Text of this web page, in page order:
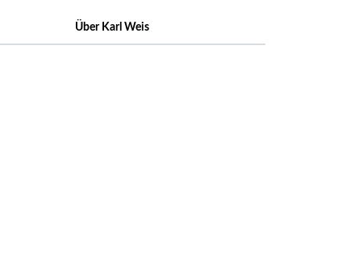
Über Karl Weis